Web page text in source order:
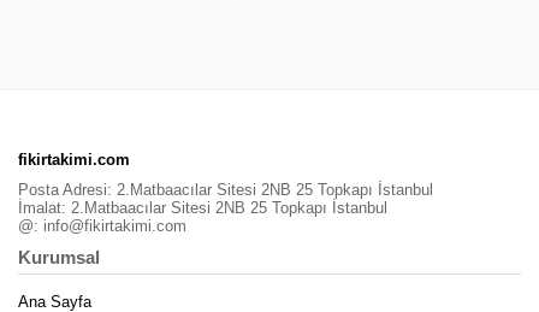
fikirtakimi.com
Posta Adresi: 2.Matbaacılar Sitesi 2NB 25 Topkapı İstanbul
İmalat: 2.Matbaacılar Sitesi 2NB 25 Topkapı İstanbul
@: info@fikirtakimi.com
Kurumsal
Ana Sayfa